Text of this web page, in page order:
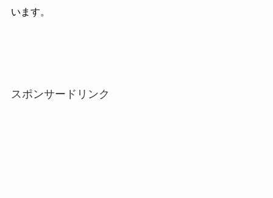
います。
スポンサードリンク